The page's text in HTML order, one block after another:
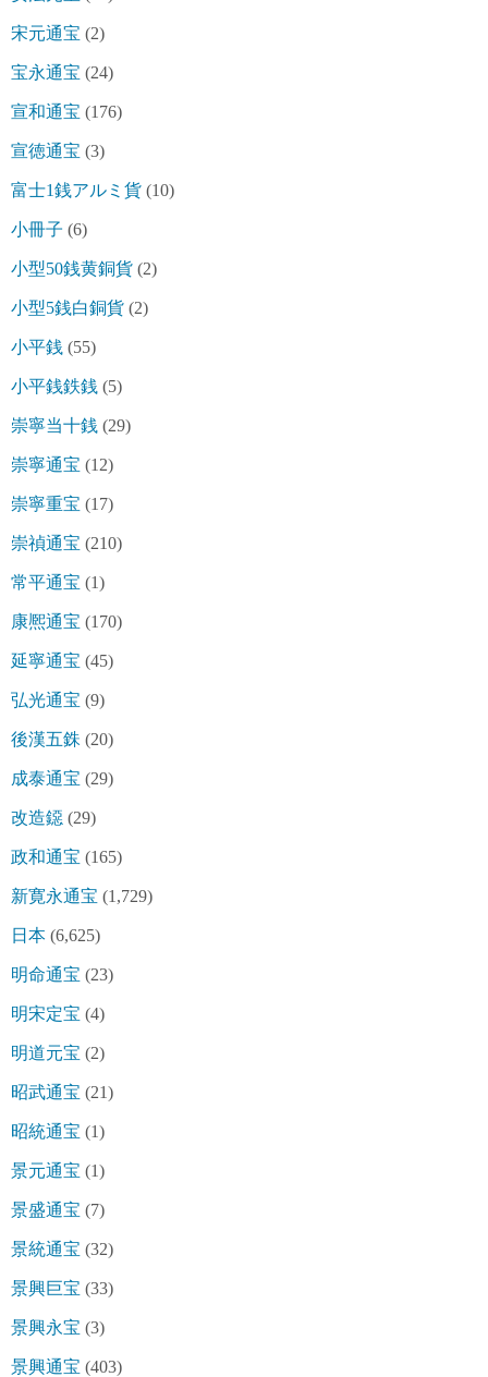
宋元通宝 (2)
宝永通宝 (24)
宣和通宝 (176)
宣徳通宝 (3)
富士1銭アルミ貨 (10)
小冊子 (6)
小型50銭黄銅貨 (2)
小型5銭白銅貨 (2)
小平銭 (55)
小平銭鉄銭 (5)
崇寧当十銭 (29)
崇寧通宝 (12)
崇寧重宝 (17)
崇禎通宝 (210)
常平通宝 (1)
康熈通宝 (170)
延寧通宝 (45)
弘光通宝 (9)
後漢五銖 (20)
成泰通宝 (29)
改造鐚 (29)
政和通宝 (165)
新寛永通宝 (1,729)
日本 (6,625)
明命通宝 (23)
明宋定宝 (4)
明道元宝 (2)
昭武通宝 (21)
昭統通宝 (1)
景元通宝 (1)
景盛通宝 (7)
景統通宝 (32)
景興巨宝 (33)
景興永宝 (3)
景興通宝 (403)